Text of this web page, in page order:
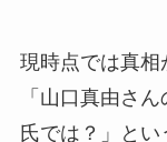
現時点では真相
「山口真由さ
氏では？」とい